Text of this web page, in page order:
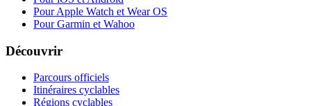
Pour Apple Watch et Wear OS
Pour Garmin et Wahoo
Découvrir
Parcours officiels
Itinéraires cyclables
Régions cyclables